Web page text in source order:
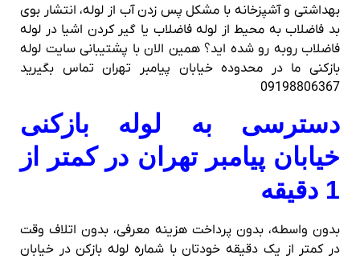
بهداشتی و آشپزخانه با مشکل پس زدن آب از لوله، انتشار بوی
بد فاضلاب به محیط از لوله فاضلاب یا گیر کردن اشیا در لوله
فاضلاب روبه رو شده اید؟ همین الان با پشتیبانی سایت لوله
بازکنی ما در محدوده خیابان پیامبر تهران تماس بگیرید
09198806367
دسترسی به لوله بازکنی
خیابان پیامبر تهران در کمتر از
1 دقیقه
بدون واسطه، بدون پرداخت هزینه معرفی، بدون اتلاف وقت
در کمتر از یک دقیقه خودتان با شماره لوله بازکن در خیابان